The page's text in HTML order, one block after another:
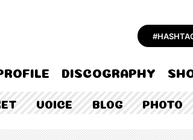
DISCOGRAPHY
VOICE BLOG PHOTO